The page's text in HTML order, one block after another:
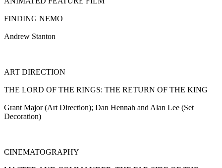
FINDING NEMO
Andrew Stanton
ART DIRECTION
THE LORD OF THE RINGS: THE RETURN OF THE KING
Grant Major (Art Direction); Dan Hennah and Alan Lee (Set
Decoration)
CINEMATOGRAPHY